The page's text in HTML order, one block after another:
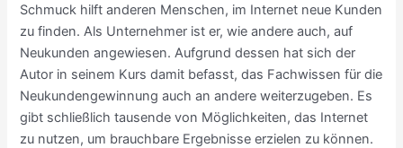
Schmuck hilft anderen Menschen, im Internet neue Kunden
zu finden. Als Unternehmer ist er, wie andere auch, auf
Neukunden angewiesen. Aufgrund dessen hat sich der
Autor in seinem Kurs damit befasst, das Fachwissen für die
Neukundengewinnung auch an andere weiterzugeben. Es
gibt schließlich tausende von Möglichkeiten, das Internet
zu nutzen, um brauchbare Ergebnisse erzielen zu können.